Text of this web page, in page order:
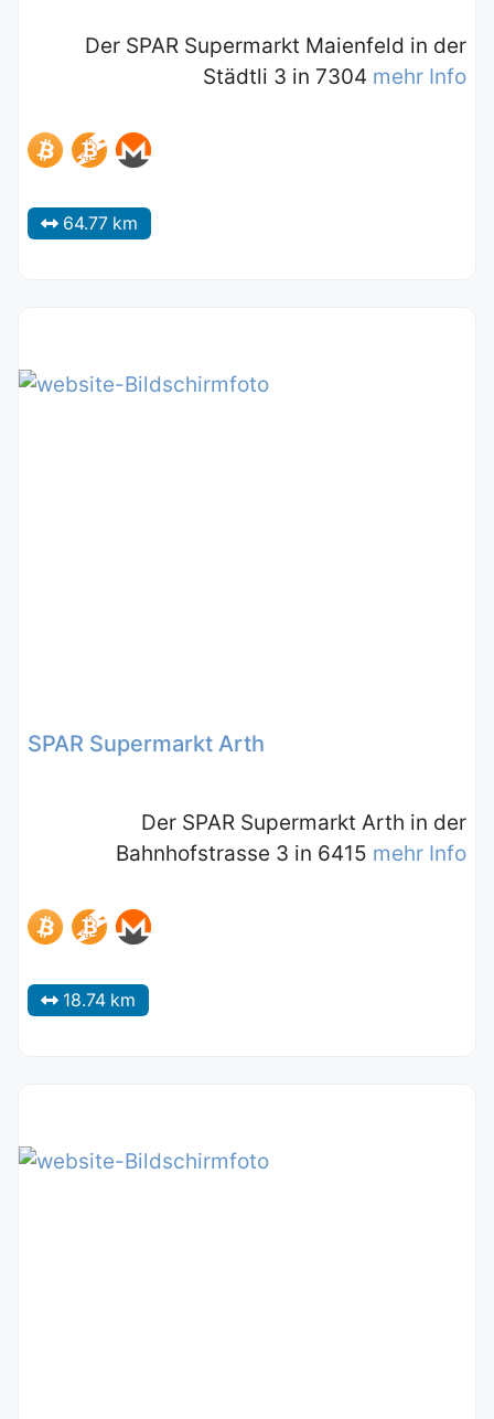
Der SPAR Supermarkt Maienfeld in der
Städtli 3 in 7304 mehr Info
64.77 km
SPAR Supermarkt Arth
Der SPAR Supermarkt Arth in der
Bahnhofstrasse 3 in 6415 mehr Info
18.74 km